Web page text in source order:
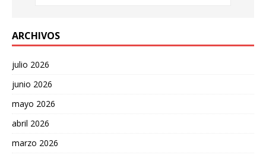
ARCHIVOS
julio 2026
junio 2026
mayo 2026
abril 2026
marzo 2026